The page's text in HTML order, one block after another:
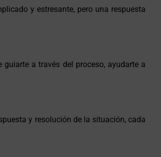
y estresante, pero una respuesta
a través del proceso, ayudarte a
y resolución de la situación, cada